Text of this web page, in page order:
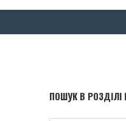
ПОШУК В РОЗДІЛІ